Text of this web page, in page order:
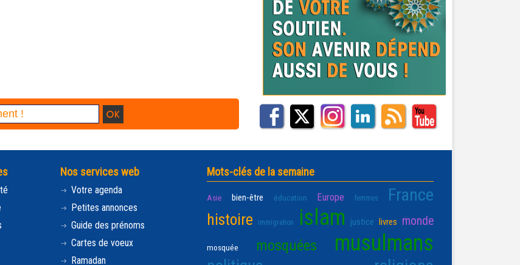
Nos services web
Votre agenda
Petites annonces
Guide des prénoms
Cartes de voeux
Ramadan
Mots-clés de la semaine
Asie bien-être éducation Europe femmes France
histoire immigration islam justice livres monde
mosquée mosquées musulmans